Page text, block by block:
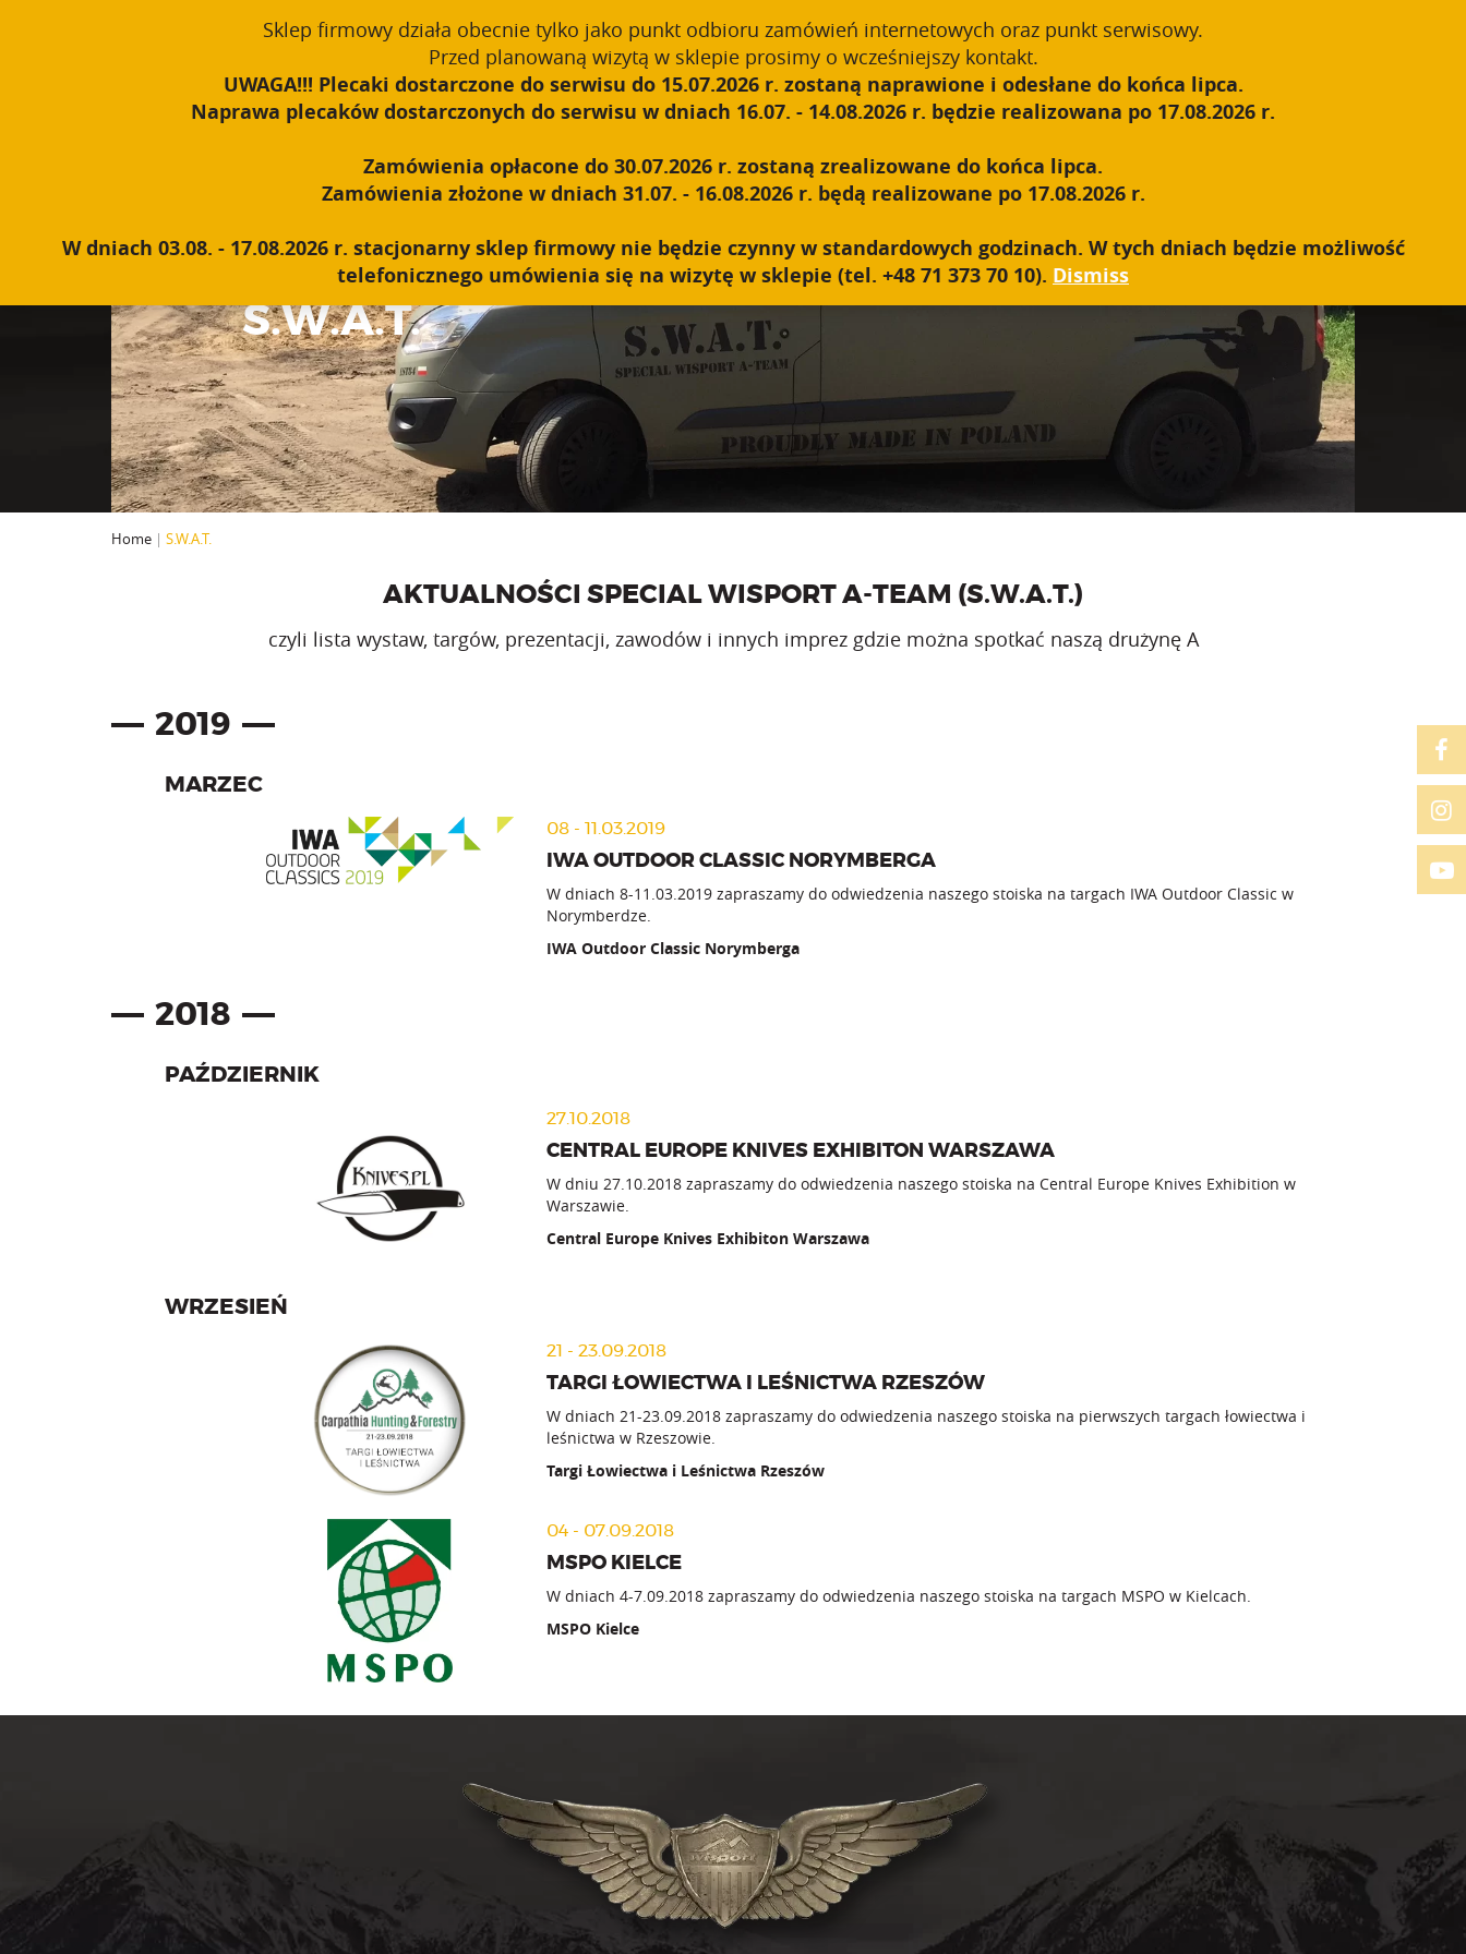
PROUDLY MADE IN POLAND SINCE 1984 English
ABOUT US TECHNOLOGY PRODUCTS B2B S.W.A.T. SALES NETWORK
S.W.A.T.
Home | S.W.A.T.
AKTUALNOŚCI SPECIAL WISPORT A-TEAM (S.W.A.T.)
czyli lista wystaw, targów, prezentacji, zawodów i innych imprez gdzie można spotkać naszą drużynę A
2019
MARZEC
08 - 11.03.2019
IWA OUTDOOR CLASSIC NORYMBERGA
W dniach 8-11.03.2019 zapraszamy do odwiedzenia naszego stoiska na targach IWA Outdoor Classic w
Norymberdze.
IWA Outdoor Classic Norymberga
2018
PAŹDZIERNIK
27.10.2018
CENTRAL EUROPE KNIVES EXHIBITON WARSZAWA
W dniu 27.10.2018 zapraszamy do odwiedzenia naszego stoiska na Central Europe Knives Exhibition w
Warszawie.
Central Europe Knives Exhibiton Warszawa
WRZESIEŃ
21 - 23.09.2018
TARGI ŁOWIECTWA I LEŚNICTWA RZESZÓW
W dniach 21-23.09.2018 zapraszamy do odwiedzenia naszego stoiska na pierwszych targach łowiectwa i
leśnictwa w Rzeszowie.
Targi Łowiectwa i Leśnictwa Rzeszów
04 - 07.09.2018
MSPO KIELCE
W dniach 4-7.09.2018 zapraszamy do odwiedzenia naszego stoiska na targach MSPO w Kielcach.
MSPO Kielce
Sklep firmowy działa obecnie tylko jako punkt odbioru zamówień internetowych oraz punkt serwisowy.
Przed planowaną wizytą w sklepie prosimy o wcześniejszy kontakt.
UWAGA!!! Plecaki dostarczone do serwisu do 15.07.2026 r. zostaną naprawione i odesłane do końca lipca.
Naprawa plecaków dostarczonych do serwisu w dniach 16.07. - 14.08.2026 r. będzie realizowana po 17.08.2026 r.
Zamówienia opłacone do 30.07.2026 r. zostaną zrealizowane do końca lipca.
Zamówienia złożone w dniach 31.07. - 16.08.2026 r. będą realizowane po 17.08.2026 r.
W dniach 03.08. - 17.08.2026 r. stacjonarny sklep firmowy nie będzie czynny w standardowych godzinach. W tych dniach będzie możliwość
telefonicznego umówienia się na wizytę w sklepie (tel. +48 71 373 70 10). Dismiss